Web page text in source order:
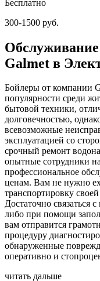
Бесплатно
300-1500 руб.
Обслуживание
Galmet в
Бойлеры от компании
популярности среди
бытовой техники,
долговечностью,
всевозможные
эксплуатацией со
срочный ремонт
опытные сотрудники
профессиональное
ценам. Вам не нужно
транспортировку
Достаточно связаться
либо при помощи
вам отправится
процедуру
обнаруженные
оперативно и
читать дальше